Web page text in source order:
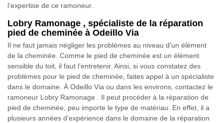
l’expertise de ce ramoneur.
Lobry Ramonage , spécialiste de la réparation
pied de cheminée à Odeillo Via
Il ne faut jamais négliger les problèmes au niveau d'un élément
de la cheminée. Comme le pied de cheminée est un élément
sensible du toit, il faut l’entretenir. Ainsi, si vous constatez des
problèmes pour le pied de cheminée, faites appel à un spécialiste
dans le domaine. À Odeillo Via ou dans les environs, contactez le
ramoneur Lobry Ramonage . Il peut procéder à la réparation de
pied de cheminée, peu importe le type de matériau. En effet, il a
plusieurs années d'expérience dans le domaine de la réparation